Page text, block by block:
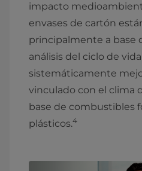
impacto
envases de cartón
principalmente a base
análisis del ciclo de
sistemáticamente
vinculado con el clima
base de combustibles
plásticos.4